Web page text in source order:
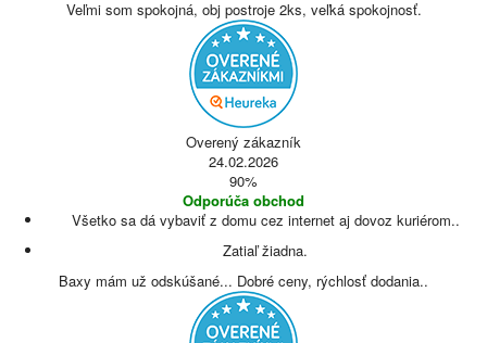
Veľmi som spokojná, obj postroje 2ks, veľká spokojnosť.
Overený zákazník
24.02.2026
90%
Odporúča obchod
Všetko sa dá vybaviť z domu cez internet aj dovoz kuriérom..
Zatiaľ žiadna.
Baxy mám už odskúšané... Dobré ceny, rýchlosť dodania..